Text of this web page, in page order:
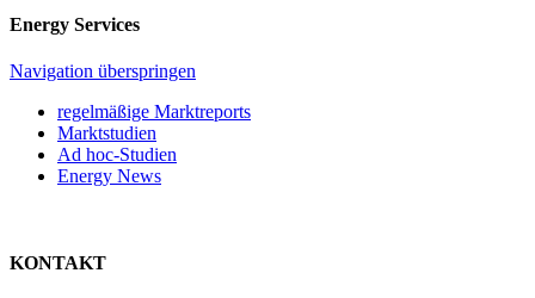
Energy Services
Navigation überspringen
regelmäßige Marktreports
Marktstudien
Ad hoc-Studien
Energy News
KONTAKT